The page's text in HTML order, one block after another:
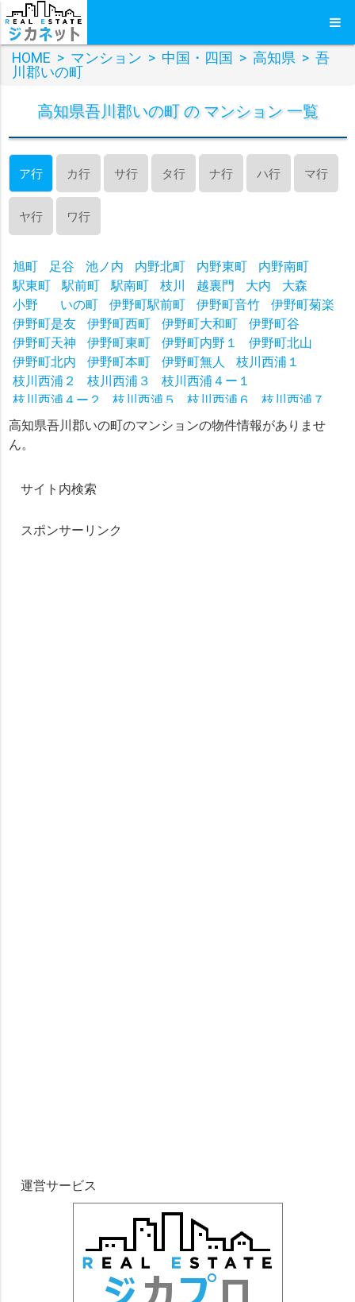
HOME > マンション > 中国・四国 > 高知県 > 吾
川郡いの町
高知県吾川郡いの町 の マンション 一覧
ア行 カ行 サ行 タ行 ナ行 ハ行 マ行
ヤ行 ワ行
旭町 足谷 池ノ内 内野北町 内野東町
内野南町
駅東町
駅前町 駅南町 枝川 越裏門 大内
大森
小野
いの町 伊野町駅前町 伊野町音竹
伊野町菊楽
伊野町是友
伊野町西町 伊野町大和町
伊野町谷
伊野町天神
伊野町東町 伊野町内野１
伊野町北山
伊野町北内
伊野町本町 伊野町無人
枝川西浦１
枝川西浦２
枝川西浦３
枝川西浦４ー１
枝川西浦４ー２
枝川西浦５ 枝川西浦６
枝川西浦７
枝川西浦９
枝川東浦１ 枝川東浦２
枝川東浦３
枝川藤ヶ瀬
高知県吾川郡いの町のマンションの物件情報がありませ
ん。
サイト内検索
スポンサーリンク
運営サービス